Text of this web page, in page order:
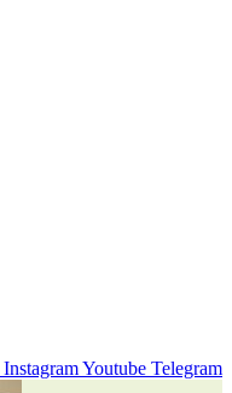
InstagramYoutube Telegram